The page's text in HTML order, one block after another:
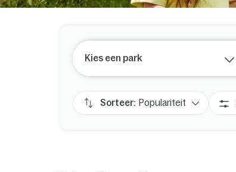
Kies een park
Sorteer: Populariteit